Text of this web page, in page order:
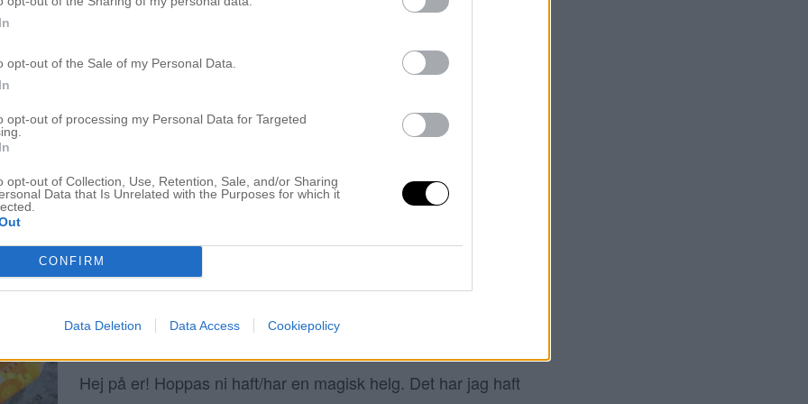
opt-out of the Sale of my Personal Data.
opt-out of processing my Personal Data for Targeted
opt-out of Collection, Use, Retention, Sale, and/or Sharing
Data that Is Unrelated with the Purposes for which it
CONFIRM
Data Deletion Data Access Cookiepolicy
LÖWENGRIP CARE & COLOR / TORRSCHAMPO
10 september 2015, 08:01
(Löwengrip Care & Color). Min underbara Bella’s produkter
mycket om dessa produkter. Jag har testat silverschampot
tidigare och varit väldigt nöjd men nu ska jag granska dessa
FRÄSCHA UPP LÄNGDERNA
Hej på er! Hoppas ni haft/har en magisk helg. Det har jag haft